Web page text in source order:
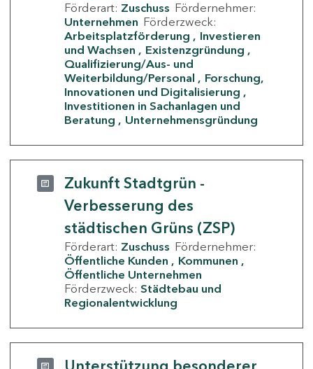
Förderart: Zuschuss Fördernehmer:
Unternehmen Förderzweck:
Arbeitsplatzförderung
Investieren
und Wachsen
Existenzgründung
Qualifizierung/Aus- und
Weiterbildung/Personal
Forschung,
Innovationen und Digitalisierung
Investitionen in Sachanlagen und
Beratung
Unternehmensgründung
Zukunft Stadtgrün -
Verbesserung des
städtischen Grüns (ZSP)
Förderart: Zuschuss Fördernehmer:
Öffentliche Kunden
Kommunen
Öffentliche Unternehmen
Förderzweck: Städtebau und
Regionalentwicklung